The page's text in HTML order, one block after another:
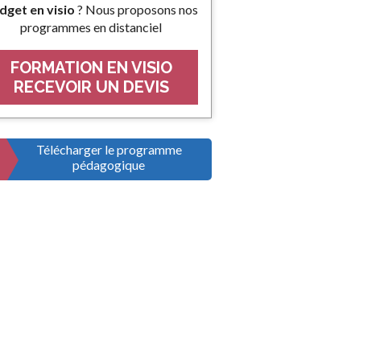
en visio ? Nous proposons nos
programmes en distanciel
FORMATION EN VISIO
RECEVOIR UN DEVIS
Télécharger le programme
pédagogique